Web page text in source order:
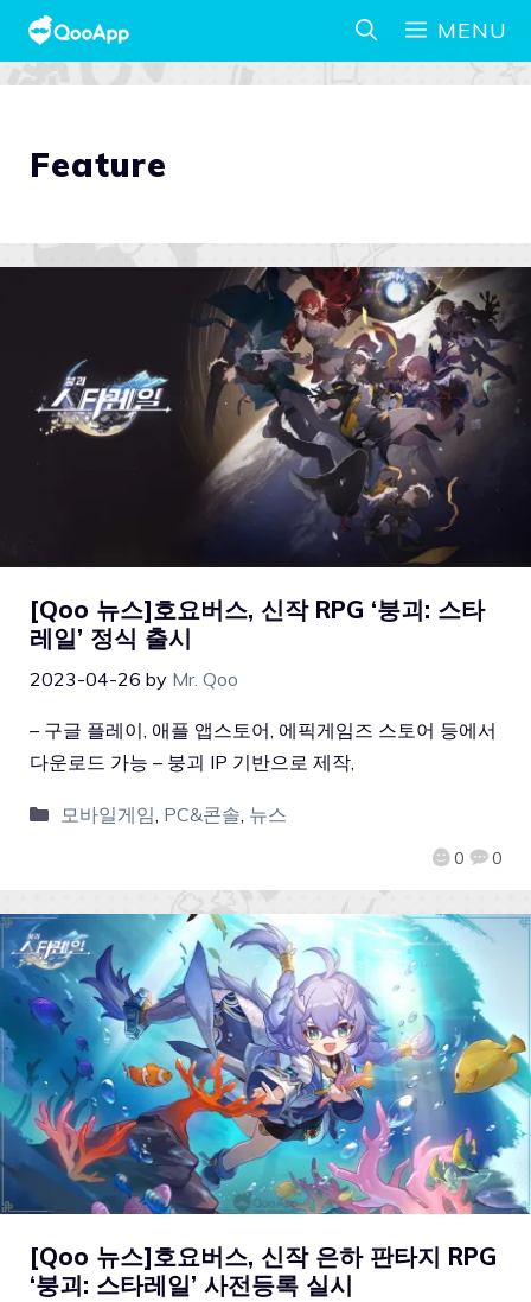
MENU
Feature
[Qoo 뉴스]호요버스, 신작 RPG ‘붕괴: 스타
레일’ 정식 출시
2023-04-26 by Mr. Qoo
0 0
– 구글 플레이, 애플 앱스토어, 에픽게임즈 스토어 등에서
다운로드 가능 – 붕괴 IP 기반으로 제작,
모바일게임, PC&콘솔, 뉴스
[Qoo 뉴스]호요버스, 신작 은하 판타지 RPG
‘붕괴: 스타레일’ 사전등록 실시